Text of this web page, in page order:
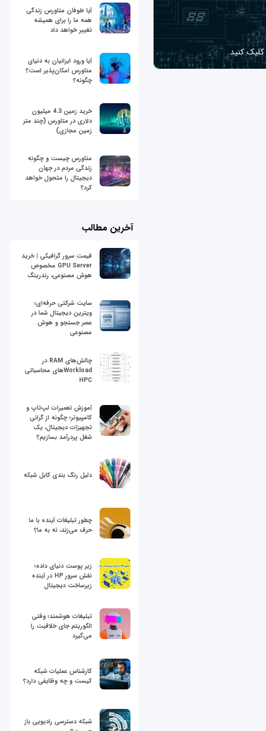
کلیک کنید.
آیا طوفان متاورس زندگی
همه ما را برای همیشه
تغییر خواهد داد
آیا ورود ایرانیان به دنیای
متاورس امکان‌پذیر است؟
چگونه؟
خرید زمین 4.3 میلیون
دلاری در متاورس (چند متر
زمین مجازی)
متاورس چیست و چگونه
زندگی مردم در جهان
دیجیتال را متحول خواهد
کرد؟
آخرین مطالب
قیمت سرور گرافیکی | خرید
GPU Server مخصوص
هوش مصنوعی، رندرینگ
سایت شرکتی حرفه‌ای؛
ویترین دیجیتال شما در
عصر جستجو و هوش
مصنوعی
چالش‌های RAM در
Workloadهای محاسباتی
HPC
آموزش تعمیرات لپ‌تاپ و
کامپیوتر؛ چگونه از گرانی
تجهیزات دیجیتال، یک
شغل پردرآمد بسازیم؟
دلیل رنگ بندی کابل شبکه
چطور تبلیغات آینده با ما
حرف می‌زند، نه به ما؟
زیر پوست دنیای داده؛
نقش سرور HP در آینده
زیرساخت دیجیتال
تبلیغات هوشمند؛ وقتی
الگوریتم جای خلاقیت را
می‌گیرد
کارشناس عملیات شبکه
کیست و چه وظایفی دارد؟
شبکه دسترسی رادیویی باز